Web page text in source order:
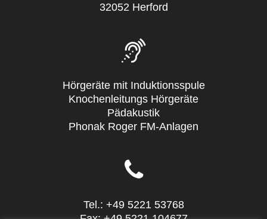
32052 Herford
Hörgeräte mit Induktionsspule
Knochenleitungs Hörgeräte
Pädakustik
Phonak Roger FM-Anlagen
Tel.: +49 5221 53768